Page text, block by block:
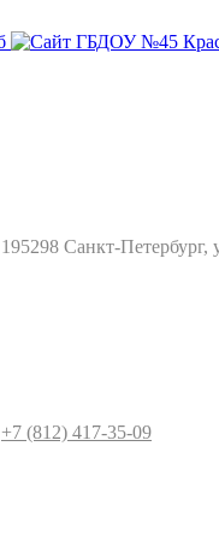
195298 Санкт-Петербург,
+7 (812) 417-35-09